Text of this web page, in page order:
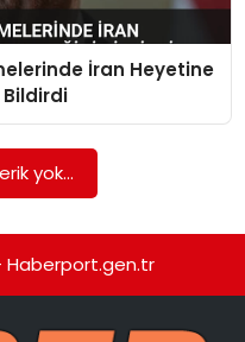
İran Heyetine
Bildirdi
yok...
Haberport.gen.tr